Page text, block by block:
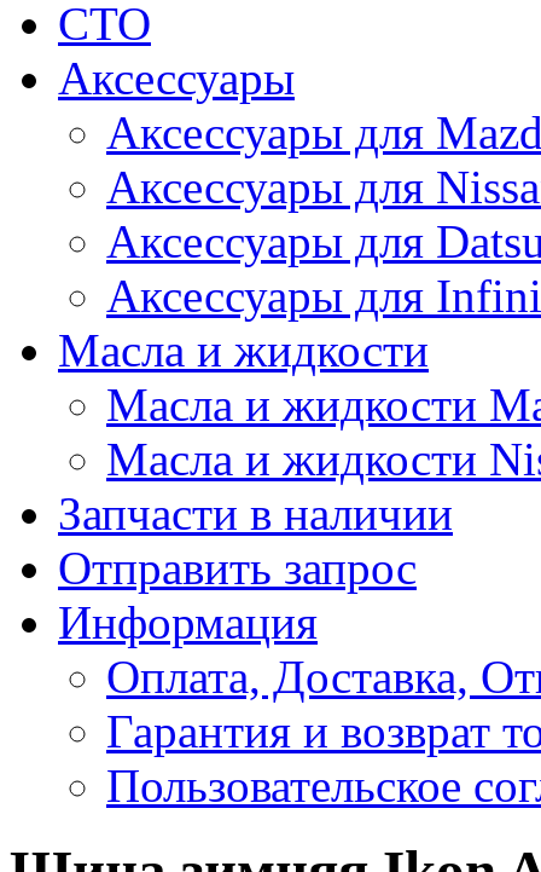
СТО
Аксессуары
Аксессуары для
Аксессуары для
Аксессуары для
Аксессуары для
Масла и жидкости
Масла и жидкости
Масла и жидкости
Запчасти в наличии
Отправить запрос
Информация
Оплата, Доставка,
Гарантия и возврат
Пользовательское